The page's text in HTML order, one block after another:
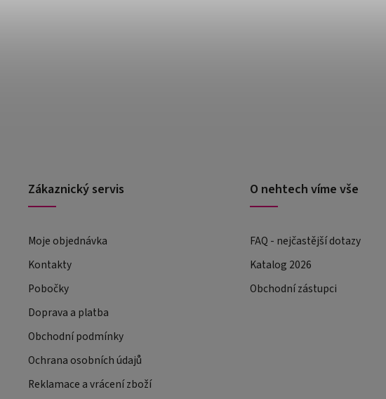
Zákaznický servis
Moje objednávka
Kontakty
Pobočky
Doprava a platba
Obchodní podmínky
Ochrana osobních údajů
Reklamace a vrácení zboží
O nehtech víme vše
FAQ - nejčastější dotazy
Katalog 2026
Obchodní zástupci